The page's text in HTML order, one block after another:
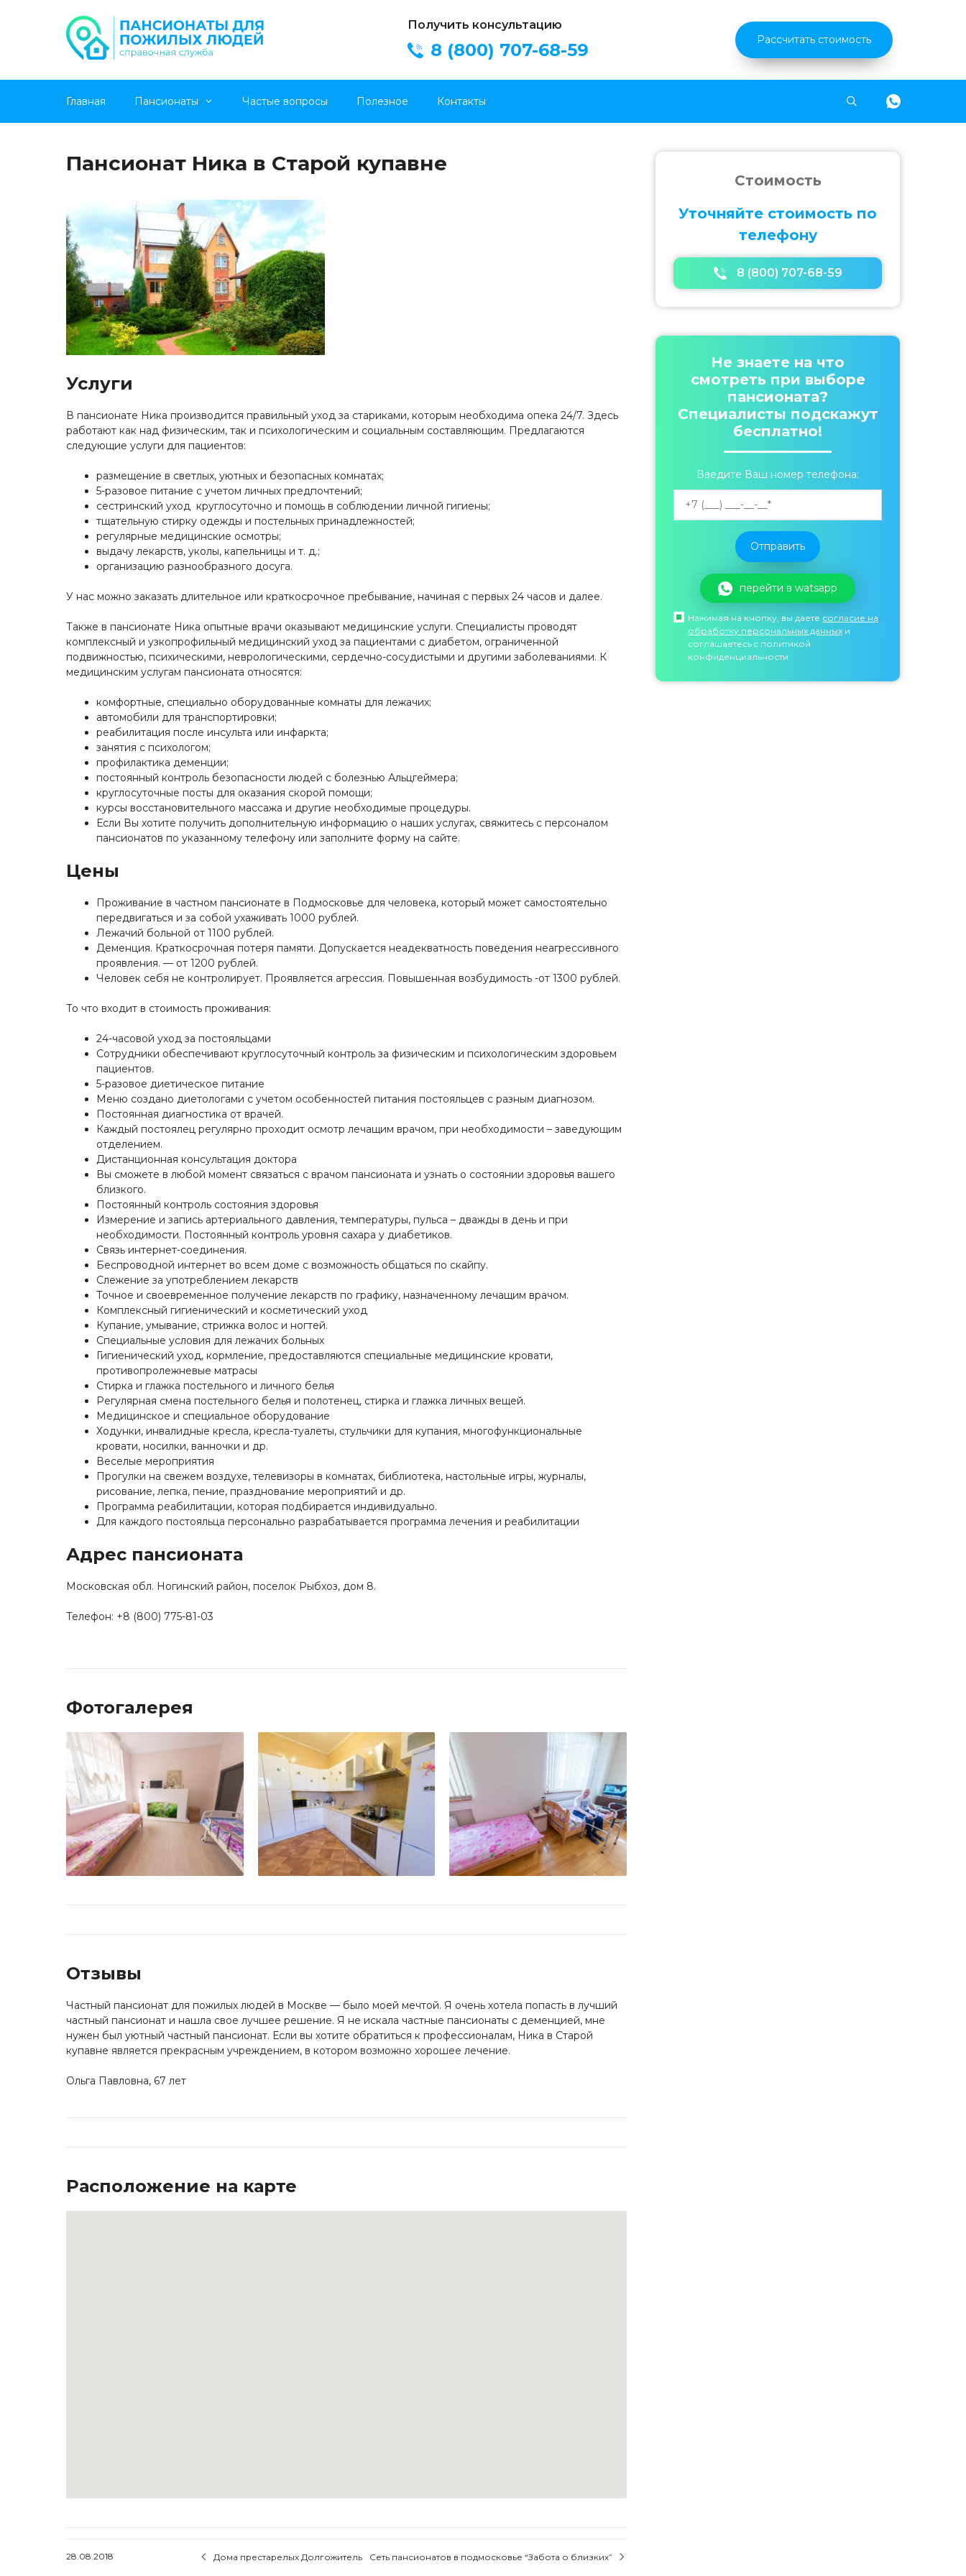
Получить консультацию
8 (800) 707-68-59 Рассчитать стоимость
Главная Пансионаты Частые вопросы Полезное Контакты Найти
Пансионат Ника в Старой купавне
Услуги
В пансионате Ника производится правильный уход за стариками, которым необходима опека 24/7. Здесь
работают как над физическим, так и психологическим и социальным составляющим. Предлагаются
следующие услуги для пациентов:
размещение в светлых, уютных и безопасных комнатах;
5-разовое питание с учетом личных предпочтений;
сестринский уход круглосуточно и помощь в соблюдении личной гигиены;
тщательную стирку одежды и постельных принадлежностей;
регулярные медицинские осмотры;
выдачу лекарств, уколы, капельницы и т. д.;
организацию разнообразного досуга.
У нас можно заказать длительное или краткосрочное пребывание, начиная с первых 24 часов и далее.
Также в пансионате Ника опытные врачи оказывают медицинские услуги. Специалисты проводят
комплексный и узкопрофильный медицинский уход за пациентами с диабетом, ограниченной
подвижностью, психическими, неврологическими, сердечно-сосудистыми и другими заболеваниями. К
медицинским услугам пансионата относятся:
комфортные, специально оборудованные комнаты для лежачих;
автомобили для транспортировки;
реабилитация после инсульта или инфаркта;
занятия с психологом;
профилактика деменции;
постоянный контроль безопасности людей с болезнью Альцгеймера;
круглосуточные посты для оказания скорой помощи;
курсы восстановительного массажа и другие необходимые процедуры.
Если Вы хотите получить дополнительную информацию о наших услугах, свяжитесь с персоналом
пансионатов по указанному телефону или заполните форму на сайте.
Цены
Проживание в частном пансионате в Подмосковье для человека, который может самостоятельно
передвигаться и за собой ухаживать 1000 рублей.
Лежачий больной от 1100 рублей.
Деменция. Краткосрочная потеря памяти. Допускается неадекватность поведения неагрессивного
проявления. — от 1200 рублей.
Человек себя не контролирует. Проявляется агрессия. Повышенная возбудимость -от 1300 рублей.
То что входит в стоимость проживания:
24-часовой уход за постояльцами
Сотрудники обеспечивают круглосуточный контроль за физическим и психологическим здоровьем
пациентов.
5-разовое диетическое питание
Меню создано диетологами с учетом особенностей питания постояльцев с разным диагнозом.
Постоянная диагностика от врачей.
Каждый постоялец регулярно проходит осмотр лечащим врачом, при необходимости – заведующим
отделением.
Дистанционная консультация доктора
Вы сможете в любой момент связаться с врачом пансионата и узнать о состоянии здоровья вашего
близкого.
Постоянный контроль состояния здоровья
Измерение и запись артериального давления, температуры, пульса – дважды в день и при
необходимости. Постоянный контроль уровня сахара у диабетиков.
Связь интернет-соединения.
Беспроводной интернет во всем доме с возможность общаться по скайпу.
Слежение за употреблением лекарств
Точное и своевременное получение лекарств по графику, назначенному лечащим врачом.
Комплексный гигиенический и косметический уход
Купание, умывание, стрижка волос и ногтей.
Специальные условия для лежачих больных
Гигиенический уход, кормление, предоставляются специальные медицинские кровати,
противопролежневые матрасы
Стирка и глажка постельного и личного белья
Регулярная смена постельного белья и полотенец, стирка и глажка личных вещей.
Медицинское и специальное оборудование
Ходунки, инвалидные кресла, кресла-туалеты, стульчики для купания, многофункциональные
кровати, носилки, ванночки и др.
Веселые мероприятия
Прогулки на свежем воздухе, телевизоры в комнатах, библиотека, настольные игры, журналы,
рисование, лепка, пение, празднование мероприятий и др.
Программа реабилитации, которая подбирается индивидуально.
Для каждого постояльца персонально разрабатывается программа лечения и реабилитации
Адрес пансионата
Московская обл. Ногинский район, поселок Рыбхоз, дом 8.
Телефон: +8 (800) 775-81-03
Фотогалерея
Отзывы
Частный пансионат для пожилых людей в Москве — было моей мечтой. Я очень хотела попасть в лучший
частный пансионат и нашла свое лучшее решение. Я не искала частные пансионаты с деменцией, мне
нужен был уютный частный пансионат. Если вы хотите обратиться к профессионалам, Ника в Старой
купавне является прекрасным учреждением, в котором возможно хорошее лечение.
Ольга Павловна, 67 лет
Расположение на карте
28.08.2018 Дома престарелых Долгожитель Сеть пансионатов в подмосковье “Забота о близких”
Стоимость
Уточняйте стоимость по
телефону
8 (800) 707-68-59
Не знаете на что
смотреть при выборе
пансионата?
Специалисты подскажут
бесплатно!
Введите Ваш номер телефона:
перейти в watsapp
Нажимая на кнопку, вы даете согласие на
обработку персональных данных и
соглашаетесь c политикой
конфиденциальности